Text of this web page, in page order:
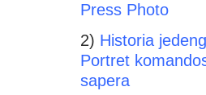
Press Photo
2) Historia
Portret
sapera